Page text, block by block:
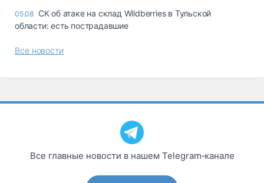
05.08 СК об атаке на склад Wildberries в Тульской
области: есть пострадавшие
Все новости
Все главные новости в нашем Telegram‑канале